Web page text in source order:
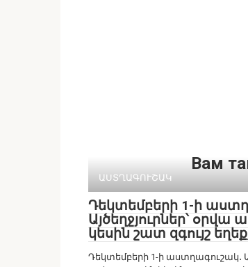
Вам
ԱՍՏՂԱԳՈՒՇԱԿ
Դեկտեմբերի 1-ի
Այծեղջյուրներ՝ օրվա
կեսին շատ զգույշ
Դեկտեմբերի 1-ի աստղագուշակ․